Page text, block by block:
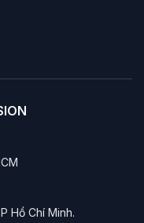
Hồ Chí Minh.